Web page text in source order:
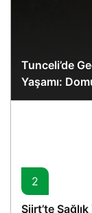
Tunceli’de
Yaşamı:
2
Siirt’te